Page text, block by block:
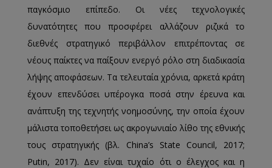
παγκόσμιο επίπεδο. Οι νέες τεχνολογικές
δυνατότητες που προσφέρει αλλάζουν ριζικά το
διεθνές στρατηγικό περιβάλλον επιτρέποντας σε
νέους παίκτες να παίξουν ενεργό ρόλο στη διαδικασία
λήψης αποφάσεων. Τα τελευταία χρόνια, αρκετά κράτη
έχουν επενδύσει υπέρογκα ποσά στην έρευνα και
ανάπτυξη της τεχνητής νοημοσύνης, την οποία έχουν
μάλιστα τοποθετήσει ως ακρογωνιαίο λίθο της εθνικής
τους στρατηγικής (βλ. China’s State Council, 2017;
Putin, 2017). Δεν είναι τυχαίο ότι ο έλεγχος και η